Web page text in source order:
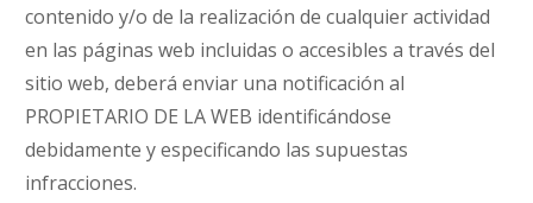
contenido y/o de la realización de cualquier actividad
en las páginas web incluidas o accesibles a través del
sitio web, deberá enviar una notificación al
PROPIETARIO DE LA WEB identificándose
debidamente y especificando las supuestas
infracciones.